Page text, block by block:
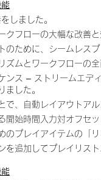
しました。
クフローの大幅な改善と
のために、シームレス
ズムとワークフローの
ンス – ストリームエデ
ました。
で、自動レイアウトア
開始時間入力対オフセ
のプレイアイテムの「
を追加してプレイリス